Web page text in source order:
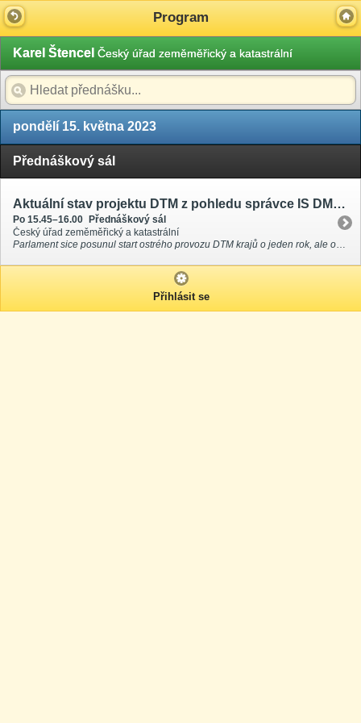
Program
Karel Štencel Český úřad zeměměřický a katastrální
pondělí 15. května 2023
Přednáškový sál
Aktuální stav projektu DTM z pohledu správce IS DMVS
Po 15.45–16.00
Přednáškový sál
Český úřad zeměměřický a katastrální
Přihlásit se